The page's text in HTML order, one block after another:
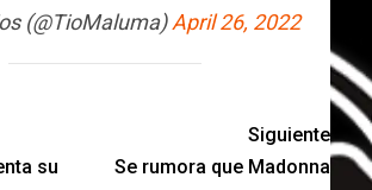
(@TioMaluma)April 26, 2022
su
Siguiente
Se rumora que Madonna